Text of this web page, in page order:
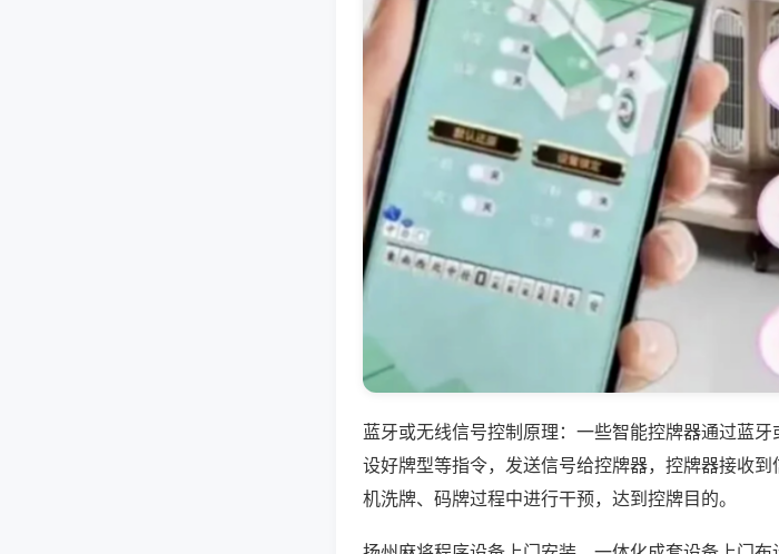
蓝牙或无线信号控制原理：一些智能控牌器通过蓝
设好牌型等指令，发送信号给控牌器，控牌器接收
机洗牌、码牌过程中进行干预，达到控牌目的。